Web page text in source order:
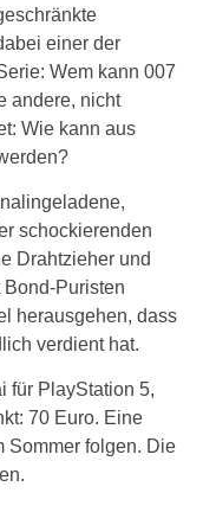
einer der
Wem kann 007
andere, nicht
Wie kann aus
schockierenden
Drahtzieher und
Puristen
herausgehen, dass
verdient hat.
für PlayStation 5,
70 Euro. Eine
Sommer folgen. Die